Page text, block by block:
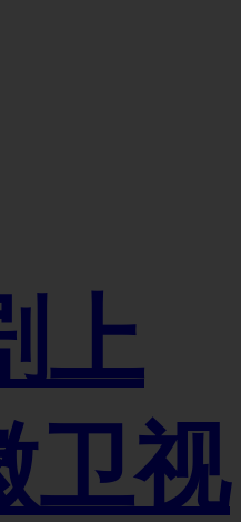
上
卫视